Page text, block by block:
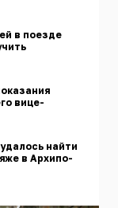
в поезде
вице-
найти
в Архипо-